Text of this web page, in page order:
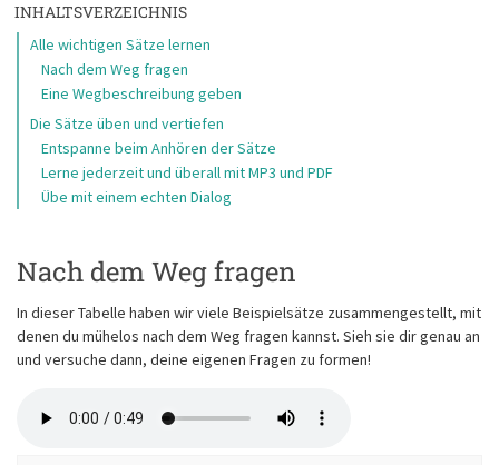
INHALTSVERZEICHNIS
Alle wichtigen Sätze lernen
Nach dem Weg fragen
Eine Wegbeschreibung geben
Die Sätze üben und vertiefen
Entspanne beim Anhören der Sätze
Lerne jederzeit und überall mit MP3 und PDF
Übe mit einem echten Dialog
Nach dem Weg fragen
In dieser Tabelle haben wir viele Beispielsätze zusammengestellt, mit
denen du mühelos nach dem Weg fragen kannst. Sieh sie dir genau an
und versuche dann, deine eigenen Fragen zu formen!